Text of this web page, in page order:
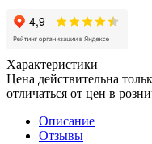
Характеристики
Цена действительна
отличаться от цен в
Описание
Отзывы